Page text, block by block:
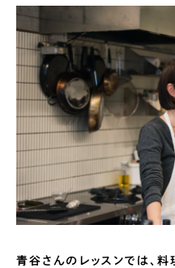
青谷さんのレッスンでは、